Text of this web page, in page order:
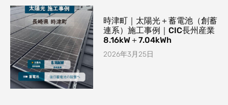
時津町｜太陽光＋蓄電池（創蓄
連系）施工事例｜CIC長州産業
8.16kW＋7.04kWh
2026年3月25日